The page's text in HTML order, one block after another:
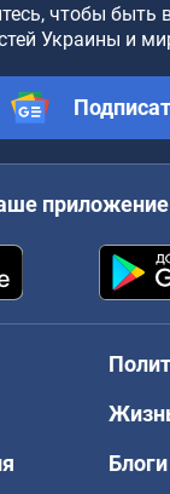
чтобы быть
Украины и
приложение
Блоги